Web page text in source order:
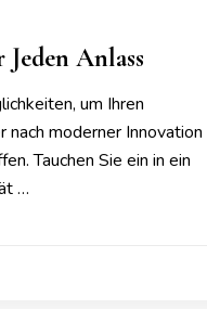
Anlass
um Ihren
nach moderner Innovation
Tauchen Sie ein in ein
…